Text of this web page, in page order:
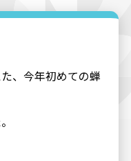
、今年初めての蝉